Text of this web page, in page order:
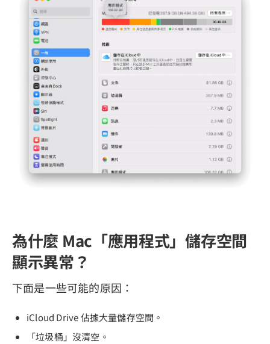
為什麼 Mac「應用程式」儲存空間
顯示異常？
下面是一些可能的原因：
iCloud Drive 佔據大量儲存空間。
「垃圾桶」沒清空。